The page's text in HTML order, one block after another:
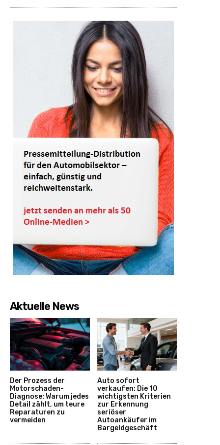
Aktuelle News
Der Prozess der
Motorschaden-
Diagnose: Warum jedes
Detail zählt, um teure
Reparaturen zu
vermeiden
Auto sofort
verkaufen: Die 10
wichtigsten Kriterien
zur Erkennung
seriöser
Autoankäufer im
Bargeldgeschäft